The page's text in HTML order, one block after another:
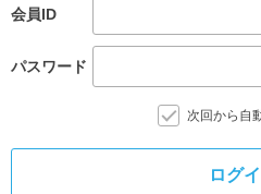
会員ID
パスワード
次回から自
ログ